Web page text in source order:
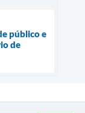
público e
de